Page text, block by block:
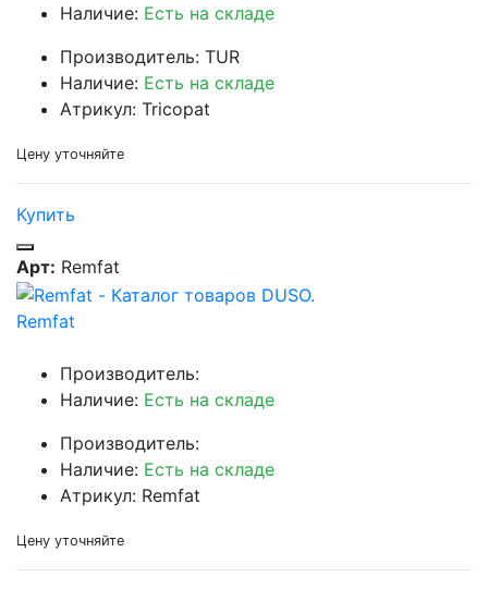
Наличие: Есть на складе
Производитель: TUR
Наличие: Есть на складе
Атрикул: Tricopat
Цену уточняйте
Купить
Арт: Remfat
Remfat
Производитель:
Наличие: Есть на складе
Производитель:
Наличие: Есть на складе
Атрикул: Remfat
Цену уточняйте